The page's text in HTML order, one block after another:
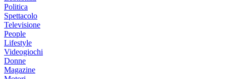
Politica
Spettacolo
Televisione
People
Lifestyle
Videogiochi
Donne
Magazine